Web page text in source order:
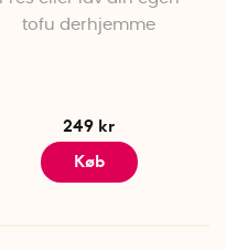
tofu derhjemme
249 kr
Køb